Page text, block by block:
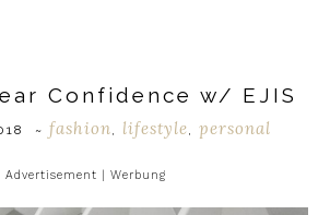
Confidence w/ EJIS
~ fashion lifestyle personal
Advertisement | Werbung